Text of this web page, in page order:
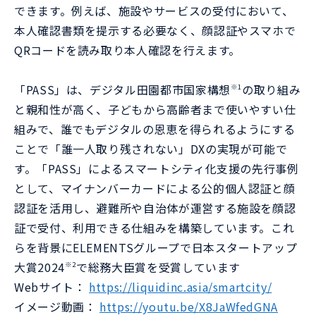
できます。例えば、施設やサービスの受付において、
本人確認書類を提示する必要なく、顔認証やスマホで
QRコードを読み取り本人確認を行えます。
「PASS」は、デジタル田園都市国家構想 ※1の取り組み
と親和性が高く、子どもから高齢者まで使いやすい仕
組みで、誰でもデジタルの恩恵を得られるようにする
ことで「誰一人取り残されない」DXの実現が可能で
す。「PASS」によるスマートシティ化支援の先行事例
として、マイナンバーカードによる公的個人認証と顔
認証を活用し、避難所や自治体が運営する施設を顔認
証で受付、利用できる仕組みを構築しています。これ
らを背景にELEMENTSグループで日本スタートアップ
大賞2024※2で総務大臣賞を受賞しています
Webサイト： https://liquidinc.asia/smartcity/
イメージ動画： https://youtu.be/X8JaWfedGNA